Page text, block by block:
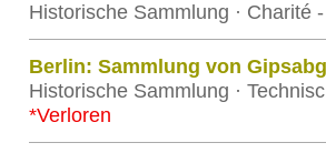
Historische Sammlung · Charité
Berlin: Sammlung von
Historische Sammlung ·
*Verloren